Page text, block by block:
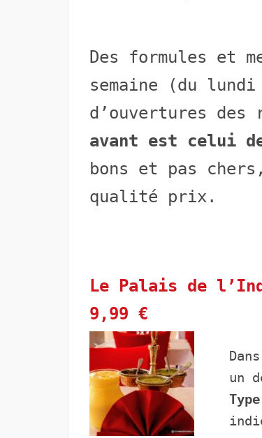
Des formules et
semaine (du
d’ouvertures des
avant est celui
bons et pas
qualité prix.
Le Palais de
9,99 €
un
Type